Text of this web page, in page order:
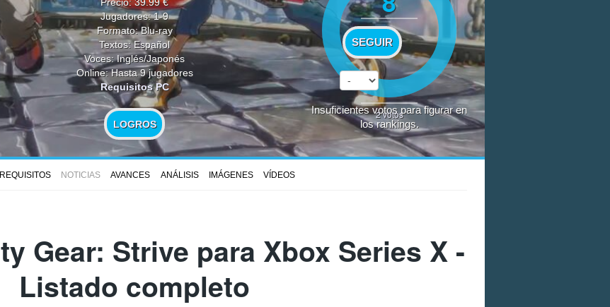
Jugadores: 1-9
Formato: Blu-ray
Textos: Español
Voces: Inglés/Japonés
Online: Hasta 9 jugadores
Requisitos PC
LOGROS
SEGUIR
2votos
Insuficientes votos para figurar en
los rankings.
REQUISITOS NOTICIAS AVANCES ANÁLISIS IMÁGENES VÍDEOS
Gear: Strive para Xbox Series X -
Listado completo